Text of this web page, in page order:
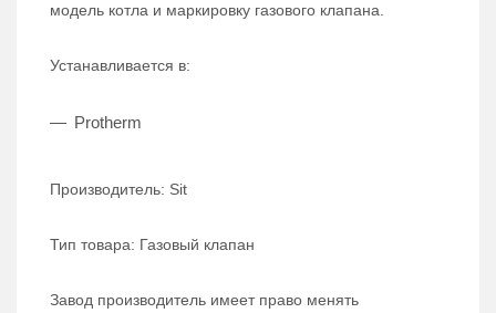
модель котла и маркировку газового клапана.
Устанавливается в:
Protherm
Производитель: Sit
Тип товара: Газовый клапан
Завод производитель имеет право менять